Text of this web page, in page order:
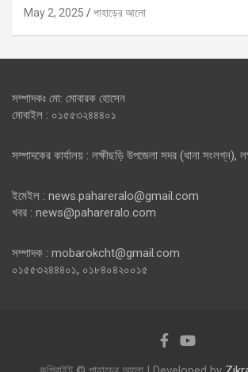
May 2, 2025
পাহাড়ের আলো
সম্পাদকঃ মো: মোবারক হোসেন
মোবাইল : ০১৫৫৩২৪৪৪০১
সম্পাদকের কার্যালয় : লক্ষীছড়ি উপজেলা সদর (থানা সংলগ্ন),
ইমেইল : news.pahareralo@gmail.com
খবর : news@pahareralo.com
সম্পাদক : mobarokcht@gmail.com
০১৫৫৩২৪৪৪০১, ০১৮৪০৪২০০১৫